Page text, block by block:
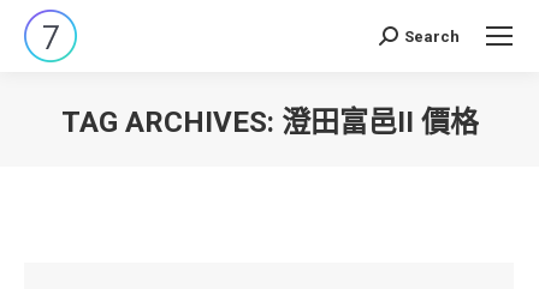
Search:
Search
TAG ARCHIVES: 澄田富邑II 價格